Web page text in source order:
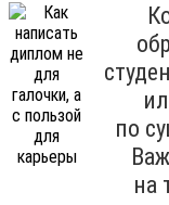
по
на